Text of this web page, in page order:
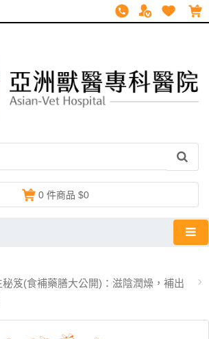
0 件商品 $0
笈(食補藥膳大公開)：滋陰潤燥，補出